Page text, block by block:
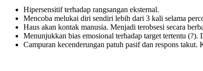
Hipersensitif terhadap rangsangan eksternal.
Mencoba melukai diri sendiri lebih dari 3 kali selama
Haus akan kontak manusia. Menjadi terobsesi secara
Menunjukkan bias emosional terhadap target tertentu (?).
Campuran kecenderungan patuh pasif dan respons